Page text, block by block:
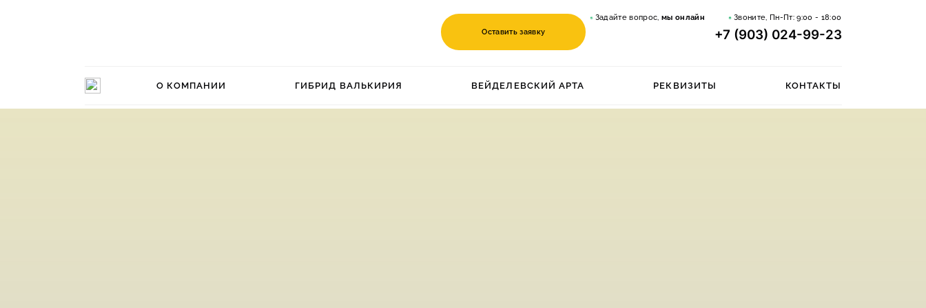
Оставить заявку
Задайте вопрос, мы онлайн Звоните, Пн-Пт:9:00 - 18:00
+7 (903) 024-99-23
О КОМПАНИИ ГИБРИД ВАЛЬКИРИЯ ВЕЙДЕЛЕВСКИЙ АРТА РЕКВИЗИТЫ КОНТАКТЫ